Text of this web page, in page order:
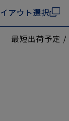
アウト選択
最短出荷予定 /